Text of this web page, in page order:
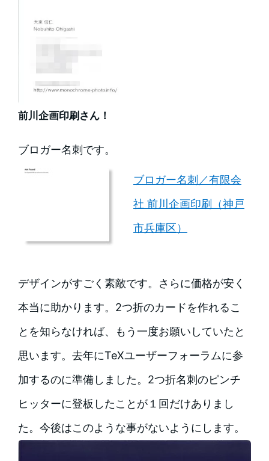
前川企画印刷さん！
ブロガー名刺です。
ブロガー名刺／有限会
社 前川企画印刷（神戸
市兵庫区）
デザインがすごく素敵です。さらに価格が安く
本当に助かります。2つ折のカードを作れるこ
とを知らなければ、もう一度お願いしていたと
思います。去年にTeXユーザーフォーラムに参
加するのに準備しました。2つ折名刺のピンチ
ヒッターに登板したことが１回だけありまし
た。今後はこのような事がないようにします。